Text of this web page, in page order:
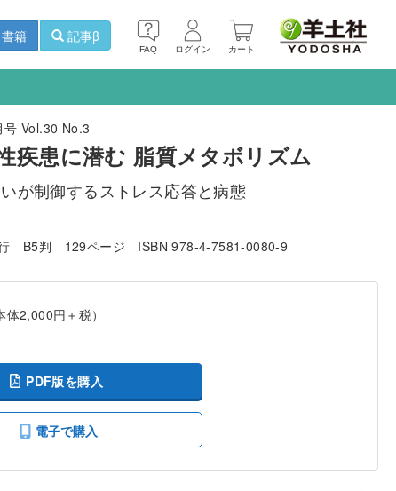
FAQ ログイン カート
書籍 記事β
Vol.30 No.3
疾患に潜む 脂質メタボリズム
が制御するストレス応答と病態
B5判 129ページ ISBN 978-4-7581-0080-9
体2,000円＋税）
PDF版を購入
電子で購入